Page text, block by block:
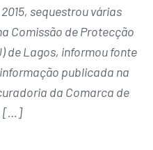
sequestrou várias
Comissão de Protecção
de Lagos, informou fonte
publicada na
da Comarca de
[…]